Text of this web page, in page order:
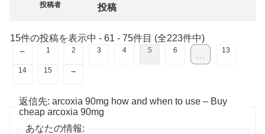
投稿者 投稿
15件の投稿を表示中 - 61 - 75件目 (全223件中)
← 1 2 3 4 5 6 … 13
14 15 →
返信先: arcoxia 90mg how and when to use – Buy
cheap arcoxia 90mg
あなたの情報: